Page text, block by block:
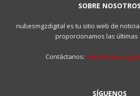
SOBRE NOSOTROS
nubesmgzdigital es tu sitio web de
proporcionamos las últimas
Contáctanos:
SÍGUENOS